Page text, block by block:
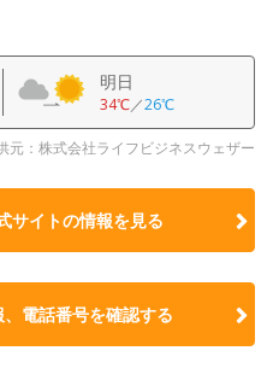
明日
34℃／26℃
元：株式会社ライフビジネスウェザー
サイトの情報を見る
電話番号を確認する